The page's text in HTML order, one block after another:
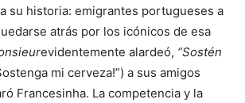
su historia: emigrantes portugueses a
atrás por los icónicos de esa
evidentemente alardeó, “Sostén
mi cerveza!”) a sus amigos
Francesinha. La competencia y la